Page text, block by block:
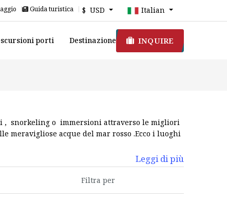
Guida turistica $ USD Italian
porti Destinazione INQUIRE
, snorkeling o immersioni attraverso le migliori
meravigliose acque del mar rosso .Ecco i luoghi
il cento turistico piu` importante del
e trascorrere la vacanza ,potete prenotare
Leggi di più